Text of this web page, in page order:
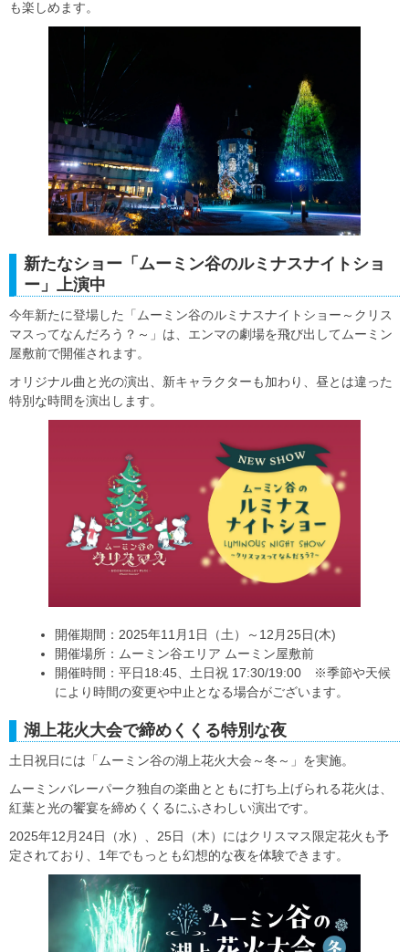
も楽しめます。
新たなショー「ムーミン谷のルミナスナイトショ
ー」上演中
今年新たに登場した「ムーミン谷のルミナスナイトショー～クリス
マスってなんだろう？～」は、エンマの劇場を飛び出してムーミン
屋敷前で開催されます。
オリジナル曲と光の演出、新キャラクターも加わり、昼とは違った
特別な時間を演出します。
開催期間：2025年11月1日（土）～12月25日(木)
開催場所：ムーミン谷エリア ムーミン屋敷前
開催時間：平日18:45、土日祝 17:30/19:00 ※季節や天候
により時間の変更や中止となる場合がございます。
湖上花火大会で締めくくる特別な夜
土日祝日には「ムーミン谷の湖上花火大会～冬～」を実施。
ムーミンバレーパーク独自の楽曲とともに打ち上げられる花火は、
紅葉と光の饗宴を締めくくるにふさわしい演出です。
2025年12月24日（水）、25日（木）にはクリスマス限定花火も予
定されており、1年でもっとも幻想的な夜を体験できます。